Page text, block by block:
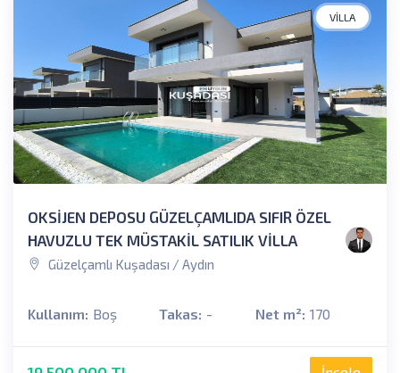
VILLA
OKSİJEN DEPOSU GÜZELÇAMLIDA SIFIR ÖZEL
HAVUZLU TEK MÜSTAKİL SATILIK VİLLA
Güzelçamlı Kuşadası / Aydın
Kullanım: Boş Takas: - Net m²: 170